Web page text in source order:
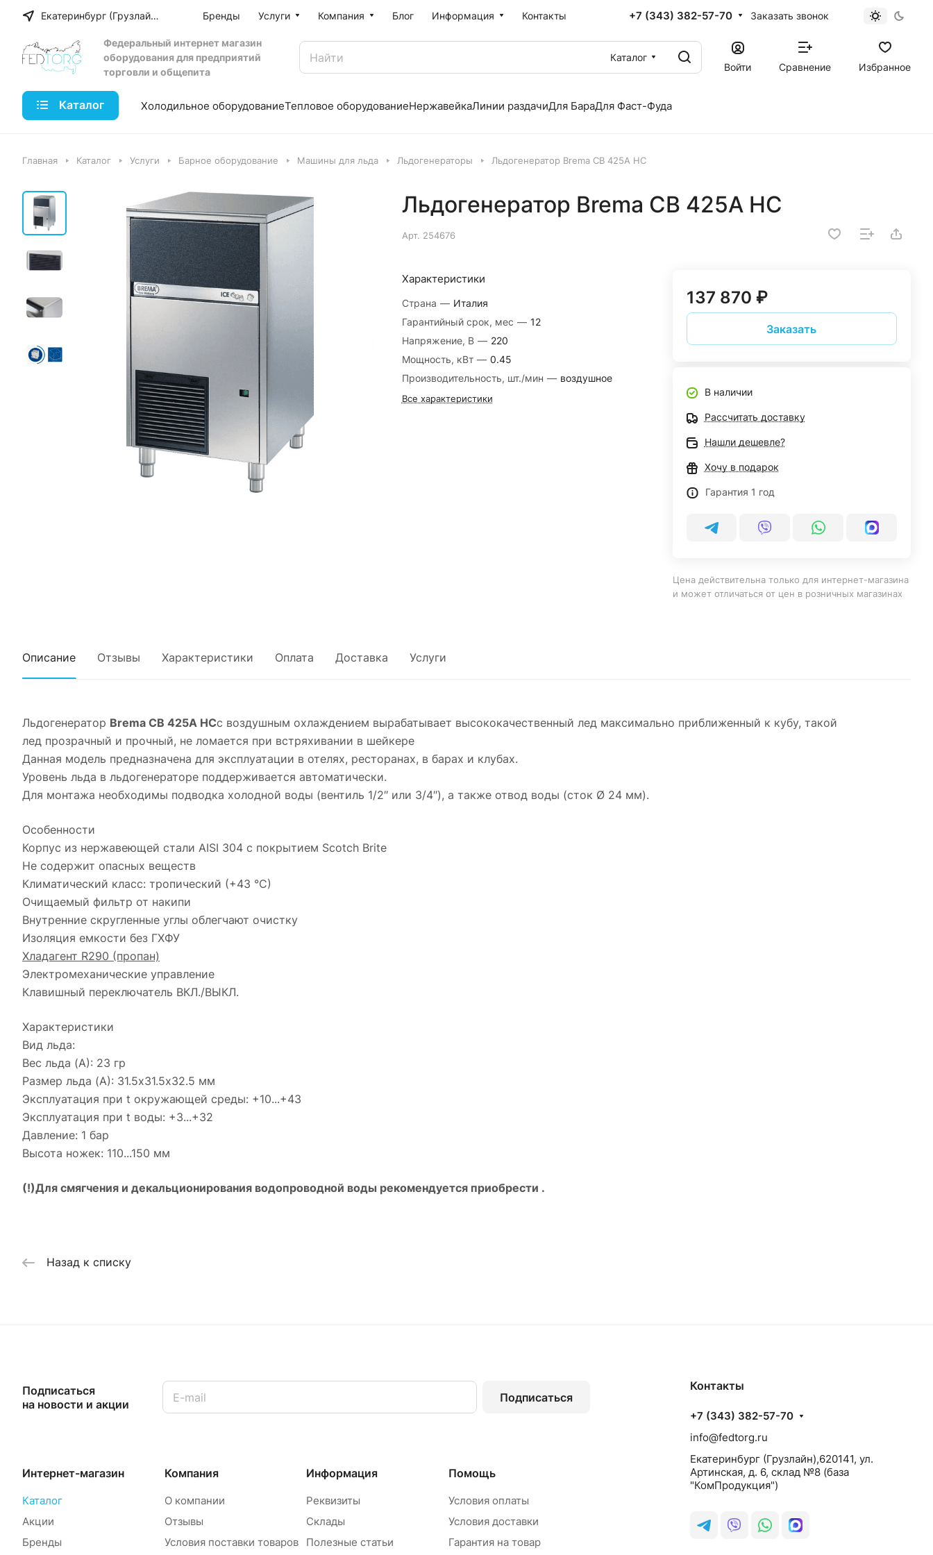
Екатеринбург (Грузлайн) Бренды Услуги Компания Блог Информация Контакты +7 (343) 382-57-70 Заказать звонок
Федеральный интернет магазин
оборудования для предприятий
торговли и общепита
Каталог
Войти
Сравнение Избранное
Каталог Холодильное оборудованиеТепловое оборудованиеНержавейкаЛинии раздачиДля БараДля Фаст-Фуда
Главная Каталог Услуги Барное оборудование Машины для льда Льдогенераторы Льдогенератор Brema CB 425A HC
Льдогенератор Brema CB 425A HC
Арт. 254676
Характеристики
Страна — Италия
Гарантийный срок, мес — 12
Напряжение, В — 220
Мощность, кВт — 0.45
Производительность, шт./мин — воздушное
Все характеристики
137 870 ₽
Заказать
В наличии
Рассчитать доставку
Нашли дешевле?
Хочу в подарок
Гарантия 1 год
Цена действительна только для интернет-магазина
и может отличаться от цен в розничных магазинах
Описание Отзывы Характеристики Оплата Доставка Услуги
Льдогенератор Brema CB 425A HCс воздушным охлаждением вырабатывает высококачественный лед максимально приближенный к кубу, такой
лед прозрачный и прочный, не ломается при встряхивании в шейкере
Данная модель предназначена для эксплуатации в отелях, ресторанах, в барах и клубах.
Уровень льда в льдогенераторе поддерживается автоматически.
Для монтажа необходимы подводка холодной воды (вентиль 1/2″ или 3/4″), а также отвод воды (сток Ø 24 мм).
Особенности
Корпус из нержавеющей стали AISI 304 с покрытием Scotch Brite
Не содержит опасных веществ
Климатический класс: тропический (+43 °С)
Очищаемый фильтр от накипи
Внутренние скругленные углы облегчают очистку
Изоляция емкости без ГХФУ
Хладагент R290 (пропан)
Электромеханические управление
Клавишный переключатель ВКЛ./ВЫКЛ.
Характеристики
Вид льда:
Вес льда (A): 23 гр
Размер льда (A): 31.5х31.5х32.5 мм
Эксплуатация при t окружающей среды: +10...+43
Эксплуатация при t воды: +3...+32
Давление: 1 бар
Высота ножек: 110...150 мм
(!)Для смягчения и декальционирования водопроводной воды рекомендуется приобрести .
Назад к списку
Подписаться
на новости и акции
Подписаться
Интернет-магазин
Каталог
Акции
Бренды
Компания
О компании
Отзывы
Условия поставки товаров
Информация
Реквизиты
Склады
Полезные статьи
Помощь
Условия оплаты
Условия доставки
Гарантия на товар
Контакты
+7 (343) 382-57-70
info@fedtorg.ru
Екатеринбург (Грузлайн),620141, ул.
Артинская, д. 6, склад №8 (база
"КомПродукция")